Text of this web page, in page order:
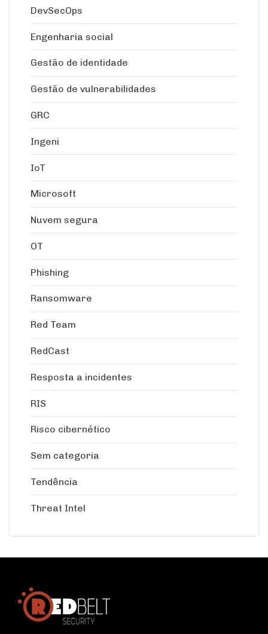
DevSecOps
Engenharia social
Gestão de identidade
Gestão de vulnerabilidades
GRC
Ingeni
IoT
Microsoft
Nuvem segura
OT
Phishing
Ransomware
Red Team
RedCast
Resposta a incidentes
RIS
Risco cibernético
Sem categoria
Tendência
Threat Intel